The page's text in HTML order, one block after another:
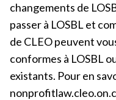
changements de
passer à LOSBL et
de CLEO peuvent
conformes à LOSBL
existants. Pour en